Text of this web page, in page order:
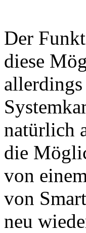
Der
diese
natürlich
die
von
von
neu